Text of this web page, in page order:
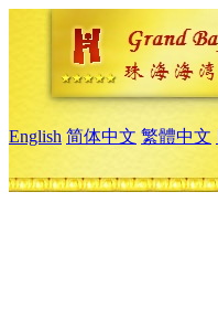
English 简体中文 繁體中文